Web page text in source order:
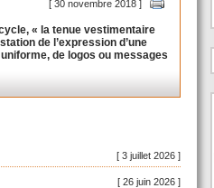
[ 30 novembre 2018 ]
« la tenue vestimentaire
de l’expression d’une
de logos ou messages
[ 3 juillet 2026 ]
[ 26 juin 2026 ]